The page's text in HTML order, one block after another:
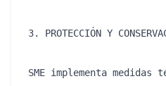
3. PROTECCIÓN Y
SME implementa medidas